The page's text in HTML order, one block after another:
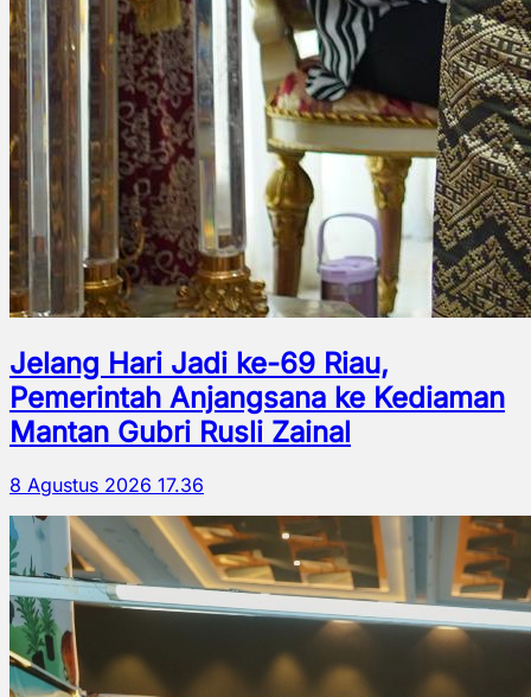
Jelang Hari Jadi ke-69 Riau,
Pemerintah Anjangsana ke Kediaman
Mantan Gubri Rusli Zainal
8 Agustus 2026 17.36